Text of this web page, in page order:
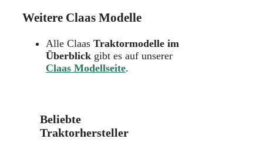
Weitere Claas Modelle
Alle Claas Traktormodelle im
Überblick gibt es auf unserer
Claas Modellseite.
Beliebte
Traktorhersteller